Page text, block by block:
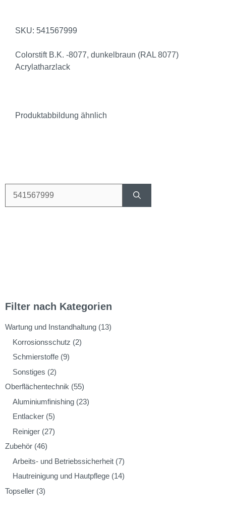
SKU: 541567999
Colorstift B.K. -8077, dunkelbraun (RAL 8077)
Acrylatharzlack
Produktabbildung ähnlich
Filter nach Kategorien
Wartung und Instandhaltung (13)
Korrosionsschutz (2)
Schmierstoffe (9)
Sonstiges (2)
Oberflächentechnik (55)
Aluminiumfinishing (23)
Entlacker (5)
Reiniger (27)
Zubehör (46)
Arbeits- und Betriebssicherheit (7)
Hautreinigung und Hautpflege (14)
Topseller (3)